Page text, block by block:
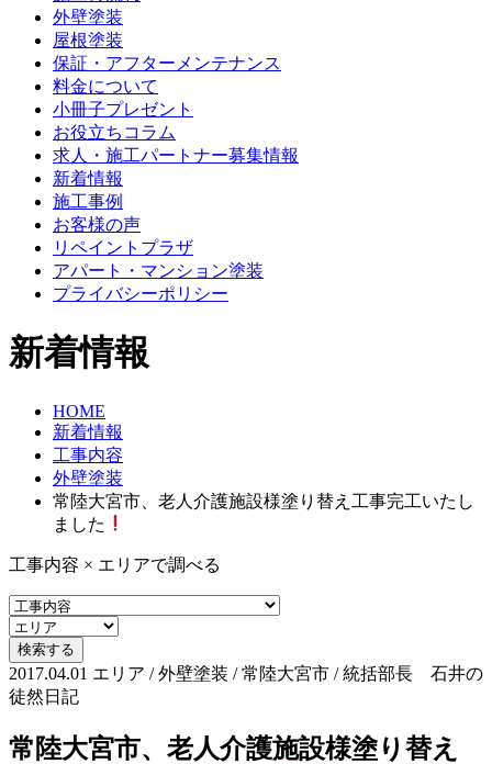
外壁塗装
屋根塗装
保証・アフターメンテナンス
料金について
小冊子プレゼント
お役立ちコラム
求人・施工パートナー募集情報
新着情報
施工事例
お客様の声
リペイントプラザ
アパート・マンション塗装
プライバシーポリシー
新着情報
HOME
新着情報
工事内容
外壁塗装
常陸大宮市、老人介護施設様塗り替え工事完工いたし
ました
工事内容 × エリアで調べる
2017.04.01 エリア / 外壁塗装 / 常陸大宮市 / 統括部長 石井の
徒然日記
常陸大宮市、老人介護施設様塗り替え